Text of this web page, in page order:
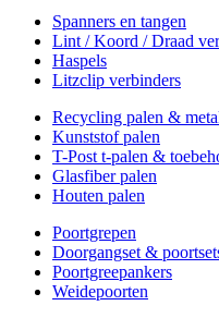
Spanners en tangen
Lint / Koord / Draad
Haspels
Litzclip verbinders
Recycling palen &
Kunststof palen
T-Post t-palen &
Glasfiber palen
Houten palen
Poortgrepen
Doorgangset &
Poortgreepankers
Weidepoorten